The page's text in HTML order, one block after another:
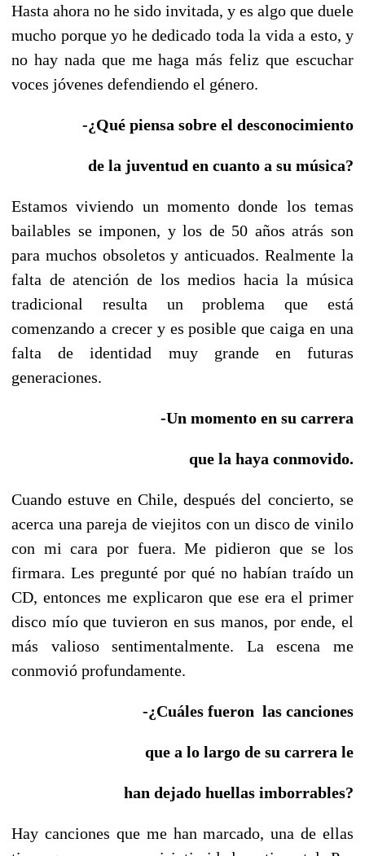
Hasta ahora no he sido invitada, y es algo que duele
mucho porque yo he dedicado toda la vida a esto, y
no hay nada que me haga más feliz que escuchar
voces jóvenes defendiendo el género.
-¿Qué piensa sobre el desconocimiento
de la juventud en cuanto a su música?
Estamos viviendo un momento donde los temas
bailables se imponen, y los de 50 años atrás son
para muchos obsoletos y anticuados. Realmente la
falta de atención de los medios hacia la música
tradicional resulta un problema que está
comenzando a crecer y es posible que caiga en una
falta de identidad muy grande en futuras
generaciones.
-Un momento en su carrera
que la haya conmovido.
Cuando estuve en Chile, después del concierto, se
acerca una pareja de viejitos con un disco de vinilo
con mi cara por fuera. Me pidieron que se los
firmara. Les pregunté por qué no habían traído un
CD, entonces me explicaron que ese era el primer
disco mío que tuvieron en sus manos, por ende, el
más valioso sentimentalmente. La escena me
conmovió profundamente.
-¿Cuáles fueron las canciones
que a lo largo de su carrera le
han dejado huellas imborrables?
Hay canciones que me han marcado, una de ellas